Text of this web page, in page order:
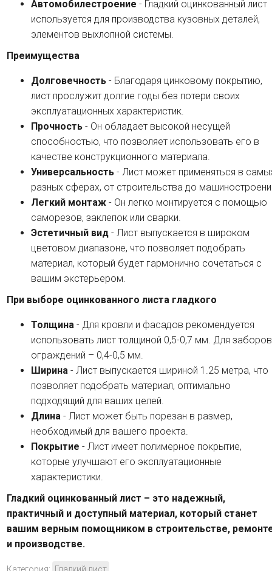
Автомобилестроение - Гладкий оцинкованный лист
используется для производства кузовных деталей,
элементов выхлопной системы.
Преимущества
Долговечность - Благодаря цинковому покрытию,
лист прослужит долгие годы без потери своих
эксплуатационных характеристик.
Прочность - Он обладает высокой несущей
способностью, что позволяет использовать его в
качестве конструкционного материала.
Универсальность - Лист может применяться в
разных сферах, от строительства до
Легкий монтаж - Он легко монтируется с помощью
саморезов, заклепок или сварки.
Эстетичный вид - Лист выпускается в широком
цветовом диапазоне, что позволяет подобрать
материал, который будет гармонично сочетаться с
вашим экстерьером.
При выборе оцинкованного листа гладкого
Толщина - Для кровли и фасадов рекомендуется
использовать лист толщиной 0,5-0,7 мм. Для
ограждений – 0,4-0,5 мм.
Ширина - Лист выпускается шириной 1.25 метра, что
позволяет подобрать материал, оптимально
подходящий для ваших целей.
Длина - Лист может быть порезан в размер,
необходимый для вашего проекта.
Покрытие - Лист имеет полимерное покрытие,
которые улучшают его эксплуатационные
характеристики.
Гладкий оцинкованный лист – это надежный,
практичный и доступный материал, который станет
вашим верным помощником в строительстве,
и производстве.